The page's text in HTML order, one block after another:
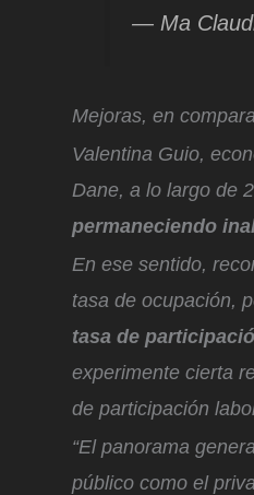
— Ma
Mejoras, en
Valentina Guio,
Dane, a lo largo de
permaneciendo
En ese sentido,
tasa de ocupación,
tasa de
experimente cierta
de participación
“El panorama
público como el